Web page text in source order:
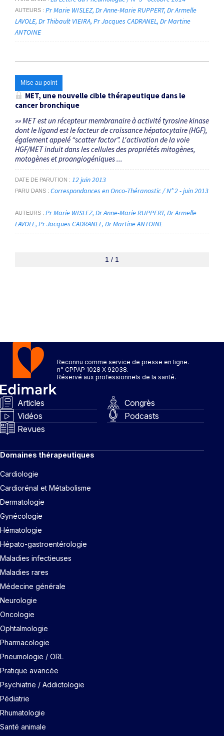
AUTEURS Pr Marie WISLEZ Dr Anne-Marie RUPPERT Dr Armelle
LAVOLE Dr Thibault VIEIRA Pr Jacques CADRANEL Dr Martine
ANTOINE
Mise au point
MET, une nouvelle cible thérapeutique dans le
cancer bronchique
»» MET est un récepteur membranaire à activité tyrosine kinase
dont le ligand est le facteur de croissance hépatocytaire (HGF),
également appelé “scatter factor”. L'activation de la voie
HGF/MET induit dans les cellules des propriétés mitogènes,
motogènes et proangiogéniques ...
DATE DE PARUTION 12 juin 2013
PARU DANS Correspondances en Onco-Théranostic / N° 2 - juin 2013
AUTEURS Pr Marie WISLEZ Dr Anne-Marie RUPPERT Dr Armelle
LAVOLE Pr Jacques CADRANEL Dr Martine ANTOINE
1 / 1
Reconnu comme service de presse en ligne.
n° CPPAP 1028 X 92038.
Réservé aux professionnels de la santé.
Articles
Congrès
Vidéos
Podcasts
Revues
Domaines thérapeutiques
Cardiologie
Cardiorénal et Métabolisme
Dermatologie
Gynécologie
Hématologie
Hépato-gastroentérologie
Maladies infectieuses
Maladies rares
Médecine générale
Neurologie
Oncologie
Ophtalmologie
Pharmacologie
Pneumologie / ORL
Pratique avancée
Psychiatrie / Addictologie
Pédiatrie
Rhumatologie
Santé animale